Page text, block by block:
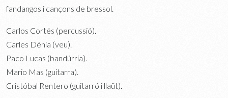
fandangos i cançons de bressol.
Carlos Cortés (percussió).
Carles Dénia (veu).
Paco Lucas (bandúrria).
Mario Mas (guitarra).
Cristóbal Rentero (guitarró i llaüt).